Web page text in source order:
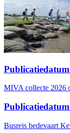
MIVA collecte 2026
Busreis bedevaart